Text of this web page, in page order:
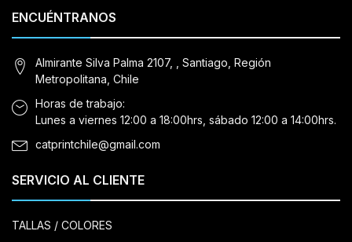
ENCUÉNTRANOS
Almirante Silva Palma 2107, , Santiago, Región
Metropolitana, Chile
Horas de trabajo:
Lunes a viernes 12:00 a 18:00hrs, sábado 12:00 a 14:00hrs.
catprintchile@gmail.com
SERVICIO AL CLIENTE
TALLAS / COLORES